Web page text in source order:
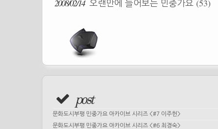
2008/02/14 오랜만에 들어보는 민중가요 (53)
post
문화도시부평 민중가요 아카이브 시리즈 <#7 이주헌>
문화도시부평 민중가요 아카이브 시리즈 <#6 최경숙>